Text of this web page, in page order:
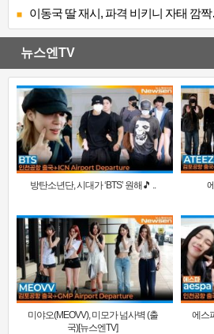
이동국 딸 재시, 파격 비키니 자태 깜
뉴스엔TV
방탄소년단, 시대가 ‘BTS’ 원해🎵 ..
미야오(MEOVV), 미모가 넘사벽 (출
국)[뉴스엔TV]
에스